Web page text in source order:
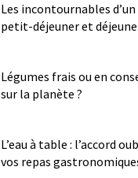
Les incontournables
petit-déjeuner et
Légumes frais ou en
sur la planète ?
L’eau à table : l’accord
vos repas